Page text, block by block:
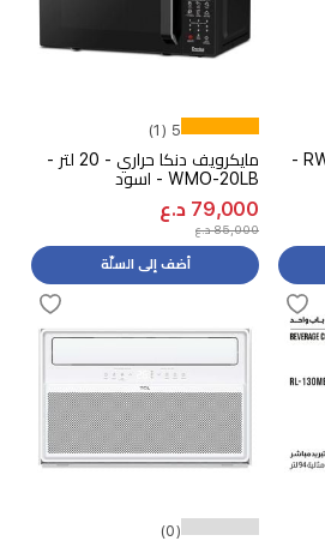
براد ماء دنكا - RWD-105EW -
5 (1)
مايكرويف دنكا حراري - 20 لتر -
WMO-20LB - اسود
79,000 د.ع
85,000 د.ع
أضف إلى السلّة
(0)